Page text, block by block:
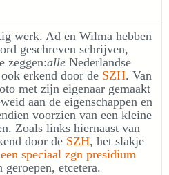
werk. Ad en Wilma hebben
geschreven schrijven,
zeggen:alle Nederlandse
erkend door de SZH. Van
met zijn eigenaar gemaakt
aan de eigenschappen en
voorzien van een kleine
Zoals links hiernaast van
door de SZH, het slakje
speciaal zgn presidium
etcetera.